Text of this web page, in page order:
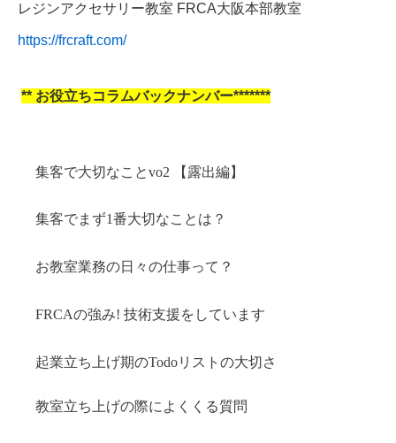
レジンアクセサリー教室 FRCA大阪本部教室
https://frcraft.com/
** お役立ちコラムバックナンバー*******
集客で大切なことvo2 【露出編】
集客でまず1番大切なことは ？
お教室業務の日々の仕事って？
FRCAの強み! 技術支援をしています
起業立ち上げ期のTodoリストの大切さ
教室立ち上げの際によくくる質問